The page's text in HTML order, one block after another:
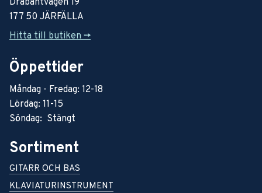
177 50 JÄRFÄLLA
Hitta till butiken ->
Öppettider
Måndag - Fredag: 12-18
Lördag: 11-15
Söndag: Stängt
Sortiment
GITARR OCH BAS
KLAVIATURINSTRUMENT